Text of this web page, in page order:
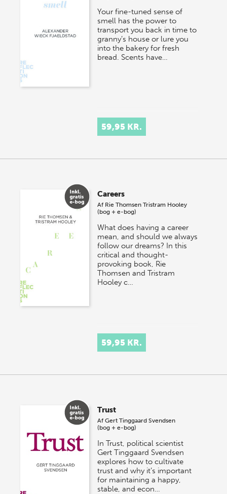
Your fine-tuned sense of
smell has the power to
transport you back in time to
granny’s house or lure you
into the bakery for fresh
bread. Scents have…
59,95 KR.
Careers
Af Rie Thomsen Tristram Hooley
(bog + e-bog)
What does having a career
mean, and should we always
follow our dreams? In this
critical and thought-
provoking book, Rie
Thomsen and Tristram
Hooley c…
59,95 KR.
Trust
AfGert Tinggaard Svendsen
(bog + e-bog)
In Trust, political scientist
Gert Tinggaard Svendsen
explores how to cultivate
trust and why it’s important
for maintaining a happy,
stable, and econ…